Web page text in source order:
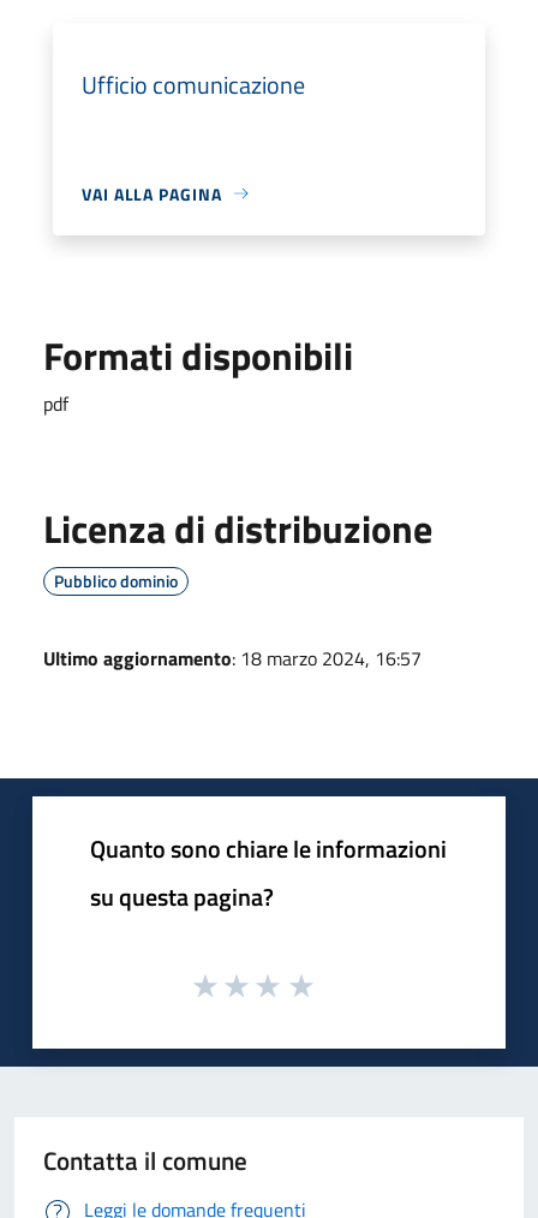
Ufficio comunicazione
VAI ALLA PAGINA
Formati disponibili
pdf
Licenza di distribuzione
Pubblico dominio
Ultimo aggiornamento: 18 marzo 2024, 16:57
Quanto sono chiare le informazioni
su questa pagina?
Contatta il comune
Leggi le domande frequenti